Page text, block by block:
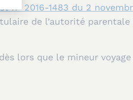
n° 2016-1483 du 2
de l’autorité parentale
dès lors que le mineur voyage